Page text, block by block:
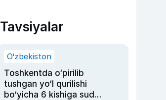
Tavsiyalar
O‘zbekiston
Toshkentda o‘pirilib
tushgan yo‘l qurilishi
bo‘yicha 6 kishiga sud